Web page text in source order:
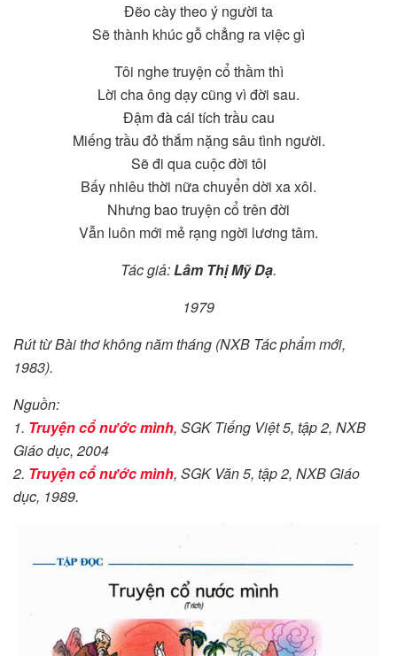
Đẽo cày theo ý người ta
Sẽ thành khúc gỗ chẳng ra việc gì
Tôi nghe truyện cổ thầm thì
Lời cha ông dạy cũng vì đời sau.
Đậm đà cái tích trầu cau
Miếng trầu đỏ thắm nặng sâu tình người.
Sẽ đi qua cuộc đời tôi
Bấy nhiêu thời nữa chuyển dời xa xôi.
Nhưng bao truyện cổ trên đời
Vẫn luôn mới mẻ rạng ngời lương tâm.
Tác giả:Lâm Thị Mỹ Dạ.
1979
Rút từ Bài thơ không năm tháng (NXB Tác phẩm mới,
1983).
Nguồn:
1. Truyện cổ nước mình, SGK Tiếng Việt 5, tập 2, NXB
Giáo dục, 2004
2. Truyện cổ nước mình, SGK Văn 5, tập 2, NXB Giáo
dục, 1989.